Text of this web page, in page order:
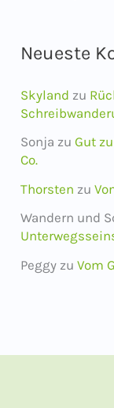
Neueste
Skyland zu
Sonja zuGut
Co.
Thorsten zu
Wandern und
Peggy zuVom